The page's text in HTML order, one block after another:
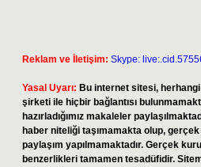
Reklam ve İletişim: Skype:
Yasal Uyarı: Bu internet sitesi,
şirketi ile hiçbir bağlantısı
hazırladığımız makaleler
haber niteliği taşımamakta olup,
paylaşım yapılmamaktadır. Gerçek
benzerlikleri tamamen tesadüfidir.